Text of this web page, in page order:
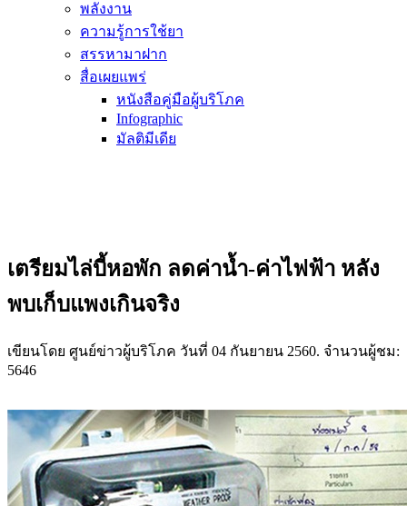
พลังงาน
ความรู้การใช้ยา
สรรหามาฝาก
สื่อเผยแพร่
หนังสือคู่มือผู้บริโภค
Infographic
มัลติมีเดีย
เตรียมไล่บี้หอพัก ลดค่าน้ำ-ค่าไฟฟ้า หลัง
พบเก็บแพงเกินจริง
เขียนโดย ศูนย์ข่าวผู้บริโภค วันที่ 04 กันยายน 2560. จำนวนผู้ชม:
5646